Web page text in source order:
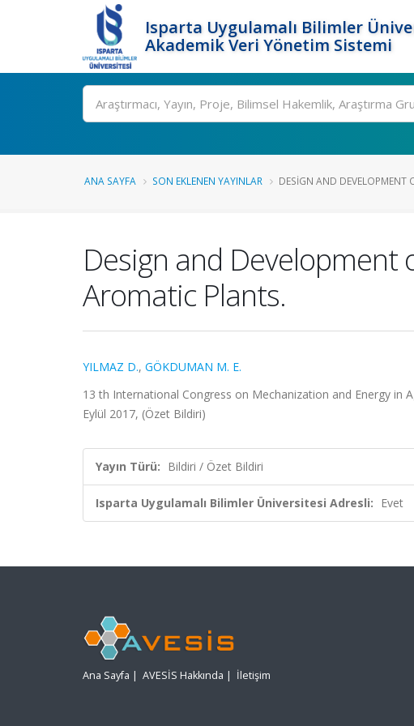
Isparta Uygulamalı Bilimler
Akademik Veri Yönetim Sistemi
Ara
ANA SAYFA SON EKLENEN YAYINLAR DESIGN AND DEVELOPMENT
Design and Development
Aromatic Plants.
YILMAZ D., GÖKDUMAN M. E.
13 th International Congress on Mechanization and Energy in
Eylül 2017, (Özet Bildiri)
Yayın Türü: Bildiri / Özet Bildiri
Isparta Uygulamalı Bilimler Üniversitesi Adresli: Evet
Ana Sayfa | AVESİS Hakkında | İletişim